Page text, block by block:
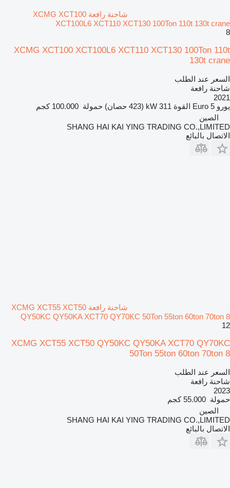
شاحنة رافعة XCMG XCT100
XCT100L6 XCT110 XCT130 100Ton 110t 130t crane
8
XCMG XCT100 XCT100L6 XCT110 XCT130 100Ton 110t
130t crane
السعر عند الطلب
شاحنة رافعة
2021
يورو Euro 5 القوة 311 kW (423 حصان) حمولة 100.000 كجم
الصين
SHANG HAI KAI YING TRADING CO.,LIMITED
الاتصال بالبائع
شاحنة رافعة XCMG XCT55 XCT50
QY50KC QY50KA XCT70 QY70KC 50Ton 55ton 60ton 70ton 8
12
XCMG XCT55 XCT50 QY50KC QY50KA XCT70 QY70KC
50Ton 55ton 60ton 70ton 8
السعر عند الطلب
شاحنة رافعة
2023
حمولة 55.000 كجم
الصين
SHANG HAI KAI YING TRADING CO.,LIMITED
الاتصال بالبائع